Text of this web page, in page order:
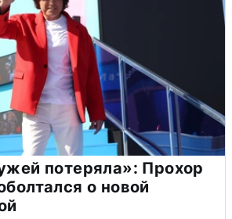
потеряла»: Прохор
о новой